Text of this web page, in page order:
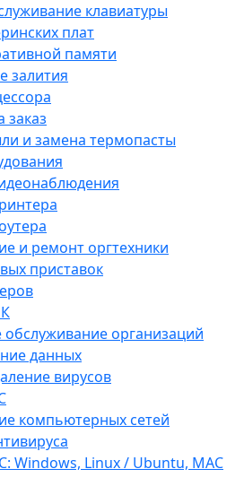
клавиатуры
плат
памяти
залития
заказ
и замена термопасты
и ремонт оргтехники
приставок
обслуживание организаций
данных
вирусов
компьютерных сетей
Windows, Linux / Ubuntu, МАС